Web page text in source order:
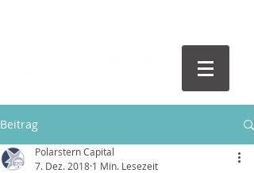
Beitrag
Polarstern Capital
7. Dez. 2018 1 Min. Lesezeit